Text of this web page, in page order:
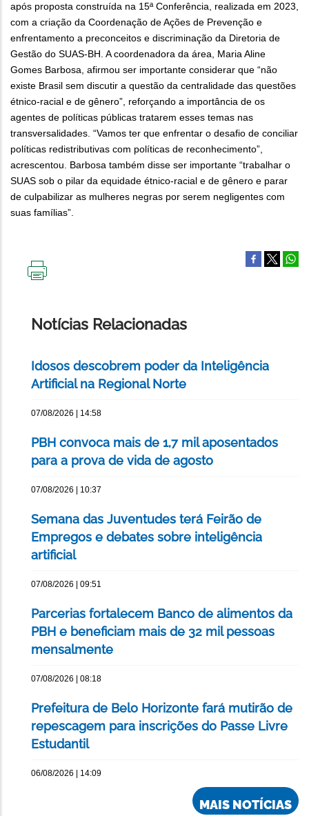
após proposta construída na 15ª Conferência, realizada em 2023,
com a criação da Coordenação de Ações de Prevenção e
enfrentamento a preconceitos e discriminação da Diretoria de
Gestão do SUAS-BH. A coordenadora da área, Maria Aline
Gomes Barbosa, afirmou ser importante considerar que “não
existe Brasil sem discutir a questão da centralidade das questões
étnico-racial e de gênero”, reforçando a importância de os
agentes de políticas públicas tratarem esses temas nas
transversalidades. “Vamos ter que enfrentar o desafio de conciliar
políticas redistributivas com políticas de reconhecimento”,
acrescentou. Barbosa também disse ser importante “trabalhar o
SUAS sob o pilar da equidade étnico-racial e de gênero e parar
de culpabilizar as mulheres negras por serem negligentes com
suas famílias”.
Notícias Relacionadas
Idosos descobrem poder da Inteligência
Artificial na Regional Norte
07/08/2026 | 14:58
PBH convoca mais de 1,7 mil aposentados
para a prova de vida de agosto
07/08/2026 | 10:37
Semana das Juventudes terá Feirão de
Empregos e debates sobre inteligência
artificial
07/08/2026 | 09:51
Parcerias fortalecem Banco de alimentos da
PBH e beneficiam mais de 32 mil pessoas
mensalmente
07/08/2026 | 08:18
Prefeitura de Belo Horizonte fará mutirão de
repescagem para inscrições do Passe Livre
Estudantil
06/08/2026 | 14:09
MAIS NOTÍCIAS